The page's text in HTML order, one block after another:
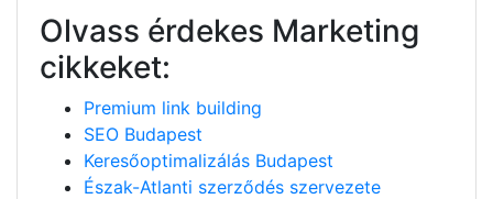
Olvass érdekes Marketing
cikkeket:
Premium link building
SEO Budapest
Keresőoptimalizálás Budapest
Észak-Atlanti szerződés szervezete